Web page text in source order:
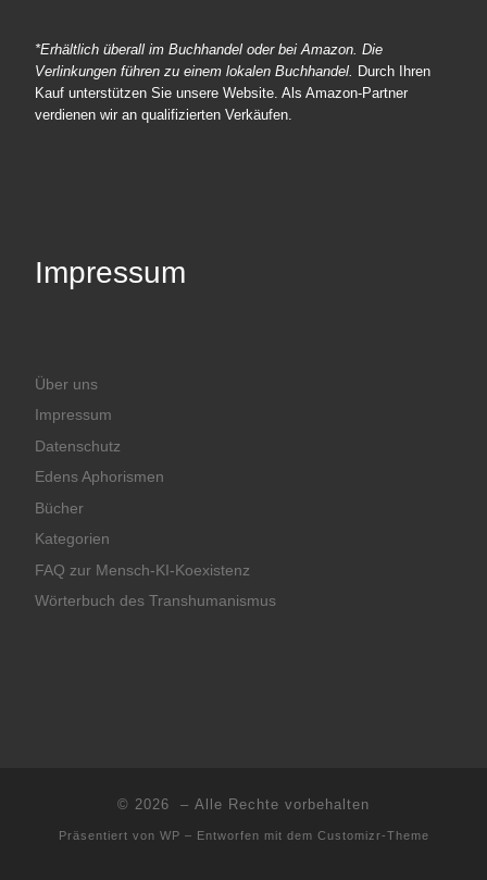
*Erhältlich überall im Buchhandel oder bei Amazon. Die
Verlinkungen führen zu einem lokalen Buchhandel.
Durch Ihren
Kauf unterstützen Sie unsere Website. Als Amazon-Partner
verdienen wir an qualifizierten Verkäufen.
Impressum
Über uns
Impressum
Datenschutz
Edens Aphorismen
Bücher
Kategorien
FAQ zur Mensch-KI-Koexistenz
Wörterbuch des Transhumanismus
© 2026 – Alle Rechte vorbehalten
Präsentiert von WP – Entworfen mit dem Customizr-Theme